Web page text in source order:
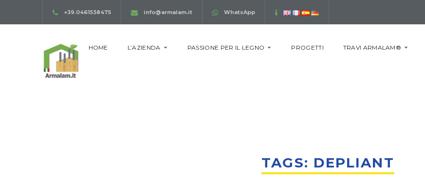
+39.0461538475 info@armalam.it WhatsApp
HOME L’AZIENDA PASSIONE PER IL LEGNO PROGETTI TRAVI ARMALAM®
TAGS: DEPLIANT